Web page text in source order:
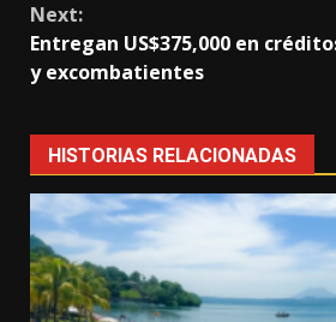
Next:
Entregan US$375,000 en
y excombatientes
HISTORIAS RELACIONADAS